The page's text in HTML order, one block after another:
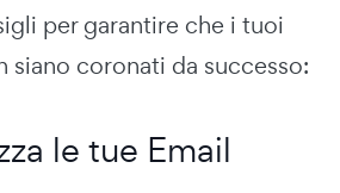
per garantire che i tuoi
siano coronati da successo:
le tue Email